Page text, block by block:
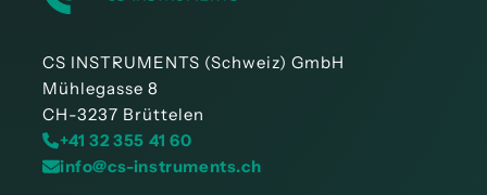
CS INSTRUMENTS (Schweiz) GmbH
Mühlegasse 8
CH-3237 Brüttelen
+41 32 355 41 60
info@cs-instruments.ch